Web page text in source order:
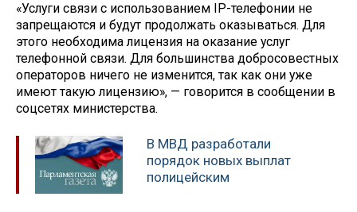
«Услуги связи с использованием IP-телефонии не
запрещаются и будут продолжать оказываться. Для
этого необходима лицензия на оказание услуг
телефонной связи. Для большинства добросовестных
операторов ничего не изменится, так как они уже
имеют такую лицензию», — говорится в сообщении в
соцсетях министерства.
В МВД разработали
порядок новых выплат
полицейским